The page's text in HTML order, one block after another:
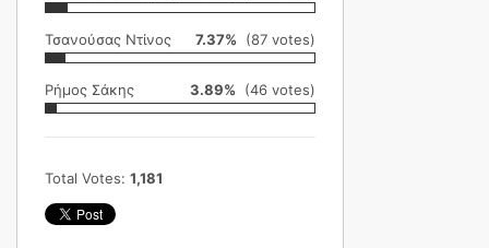
Τσανούσας Ντίνος 7.37% (87 votes)
Ρήμος Σάκης 3.89% (46 votes)
Total Votes: 1,181